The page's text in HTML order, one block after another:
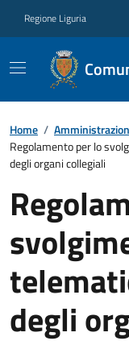
Regione Liguria
Home /
Regolamento per lo
degli organi collegiali
degli